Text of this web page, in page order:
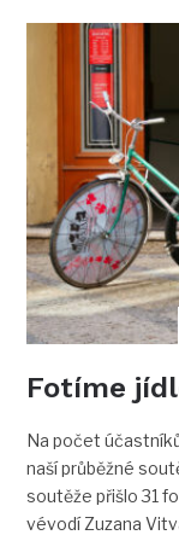
Fotíme
Na počet
naší průběžné
soutěže přišlo 31
vévodí Zuzana